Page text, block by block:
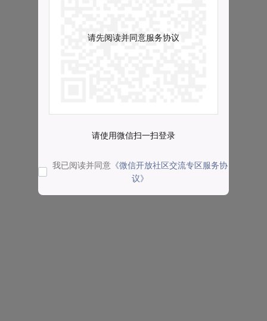
请先阅读并同意服务协议
请使用微信扫一扫登录
我已阅读并同意 《微信开放社区交流专区服务协
议》